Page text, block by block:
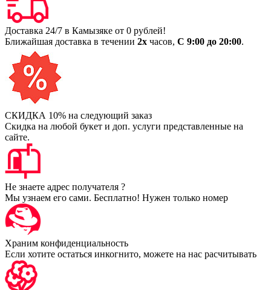
Доставка 24/7 в Камызяке от 0 рублей!
Ближайшая доставка в течении 2х часов, С 9:00 до 20:00.
СКИДКА 10% на следующий заказ
Скидка на любой букет и доп. услуги представленные на
сайте.
Не знаете адрес получателя ?
Мы узнаем его сами. Бесплатно! Нужен только номер
Храним конфиденциальность
Если хотите остаться инкогнито, можете на нас расчитывать